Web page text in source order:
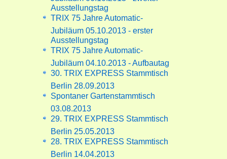
Ausstellungstag
TRIX 75 Jahre Automatic-
Jubiläum 05.10.2013 - erster
Ausstellungstag
TRIX 75 Jahre Automatic-
Jubiläum 04.10.2013 - Aufbautag
30. TRIX EXPRESS Stammtisch
Berlin 28.09.2013
Spontaner Gartenstammtisch
03.08.2013
29. TRIX EXPRESS Stammtisch
Berlin 25.05.2013
28. TRIX EXPRESS Stammtisch
Berlin 14.04.2013